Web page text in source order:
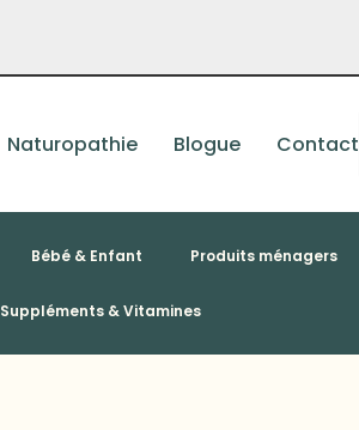
Naturopathie Blogue Contact
Bébé & Enfant Produits ménagers
Suppléments & Vitamines